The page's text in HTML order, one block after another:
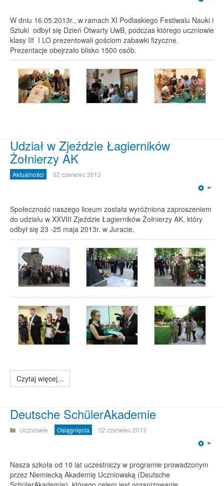
W dniu 16.05.2013r., w ramach XI Podlaskiego Festiwalu Nauki i
Sztuki odbył się Dzień Otwarty UwB, podczas którego uczniowie
klasy IIf I LO prezentowali gościom zabawki fizyczne.
Prezentacje obejrzało blisko 1500 osób.
Udział w Zjeździe Łagierników
Żołnierzy AK
Aktualności 02 czerwiec 2013
Społeczność naszego liceum została wyróżniona zaproszeniem
do udziału w XXVIII Zjeździe Łagierników Żołnierzy AK, który
odbył się 23 -25 maja 2013r. w Juracie.
Czytaj więcej...
Deutsche SchülerAkademie
Uczniowie Osiągnięcia 02 czerwiec 2013
Nasza szkoła od 10 lat uczestniczy w programie prowadzonym
przez Niemiecką Akademię Uczniowską (Deutsche